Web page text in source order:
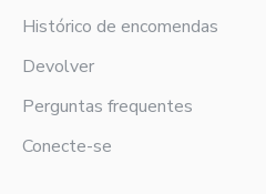
Histórico de encomendas
Devolver
Perguntas frequentes
Conecte-se